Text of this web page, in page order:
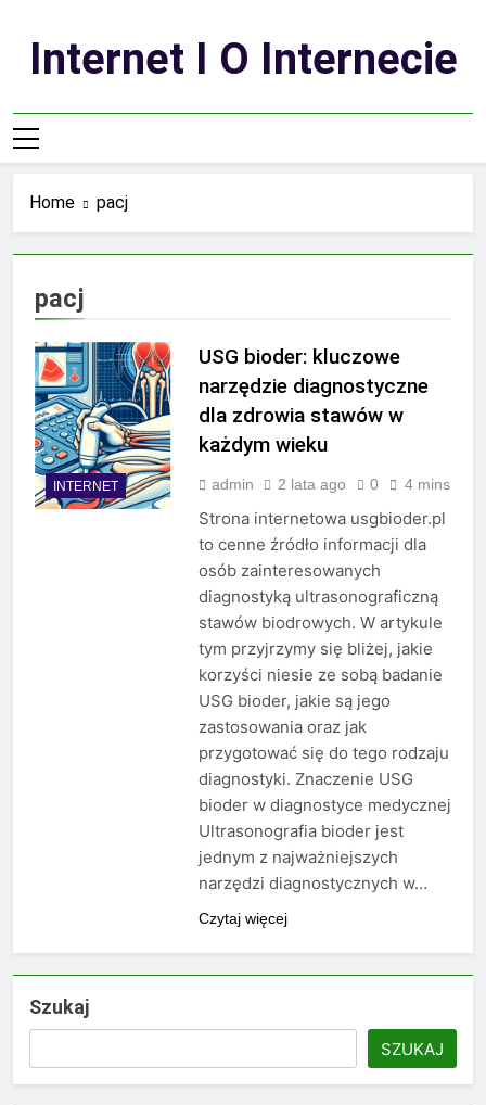
contentInternet I O Internecie
Home pacj
pacj
INTERNET
USG bioder: kluczowe
narzędzie diagnostyczne
dla zdrowia stawów w
każdym wieku
admin 2 lata ago 0 4 mins
Strona internetowa usgbioder.pl
to cenne źródło informacji dla
osób zainteresowanych
diagnostyką ultrasonograficzną
stawów biodrowych. W artykule
tym przyjrzymy się bliżej, jakie
korzyści niesie ze sobą badanie
USG bioder, jakie są jego
zastosowania oraz jak
przygotować się do tego rodzaju
diagnostyki. Znaczenie USG
bioder w diagnostyce medycznej
Ultrasonografia bioder jest
jednym z najważniejszych
narzędzi diagnostycznych w…
Czytaj więcej
Szukaj
SZUKAJ